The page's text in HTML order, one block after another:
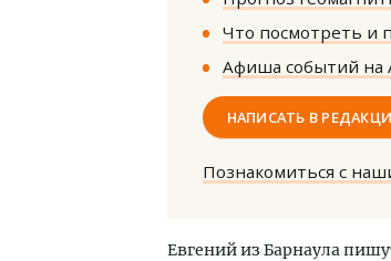
Что посмотреть и
Афиша событий на
НАПИСАТЬ В
Познакомиться с
Евгений из Барнаула